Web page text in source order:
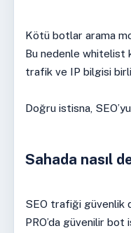
Kötü botlar arama
Bu nedenle whitelist
trafik ve IP bilgisi
Doğru istisna,
Sahada nasıl
SEO trafiği güvenlik
PRO’da güvenilir bot